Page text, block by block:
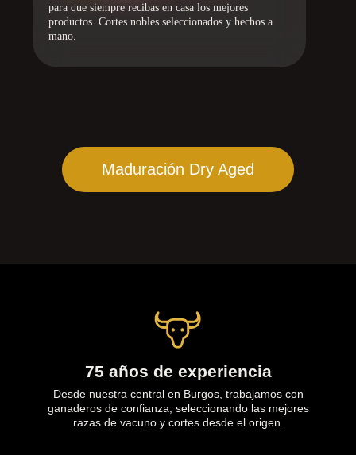
para que siempre recibas en casa los mejores
productos. Cortes nobles seleccionados y hechos a
mano.
Maduración Dry Aged
75 años de experiencia
Desde nuestra central en Burgos, trabajamos con
ganaderos de confianza, seleccionando las mejores
razas de vacuno y cortes desde el origen.